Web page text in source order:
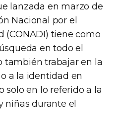
lanzada en marzo de
Nacional por el
(CONADI) tiene como
en todo el
también trabajar en la
a la identidad en
solo en lo referido a la
niñas durante el